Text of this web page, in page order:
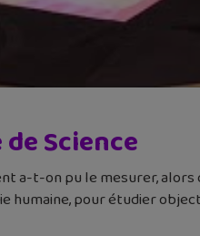
Science
a-t-on pu le mesurer,
humaine, pour étudier